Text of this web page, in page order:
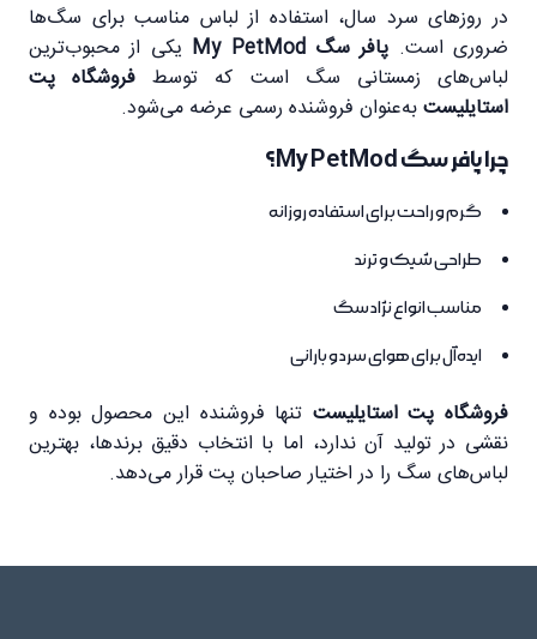
در روزهای سرد سال، استفاده از لباس مناسب برای سگ‌ها
ضروری است. پافر سگ My PetMod
یکی از محبوب‌ترین
لباس‌های زمستانی سگ است که توسط فروشگاه پت
استایلیستبه‌عنوان فروشنده رسمی عرضه می‌شود.
چرا پافر سگ My PetMod؟
گرم و راحت برای استفاده روزانه
طراحی شیک و ترند
مناسب انواع نژاد سگ
ایده‌آل برای هوای سرد و بارانی
فروشگاه پت استایلیست تنها فروشنده این محصول بوده و
نقشی در تولید آن ندارد، اما با انتخاب دقیق برندها، بهترین
لباس‌های سگ را در اختیار صاحبان پت قرار می‌دهد.